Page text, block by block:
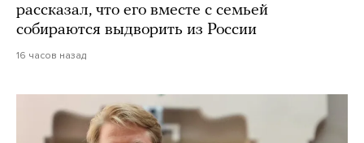
рассказал, что его вместе с семьей
собираются выдворить из России
16 часов назад